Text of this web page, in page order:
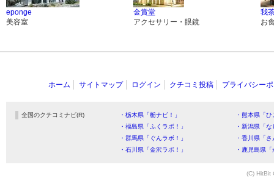
eponge
美容室
金賞堂
アクセサリー・眼鏡
我
お
ホーム サイトマップ ログイン クチコミ投稿 プライバシー
全国のクチコミナビ(R) ・栃木県「栃ナビ！」
・熊本県「
・福島県「ふくラボ！」
・新潟県「
・群馬県「ぐんラボ！」
・香川県「
・石川県「金沢ラボ！」
・鹿児島県
(C) HitBit